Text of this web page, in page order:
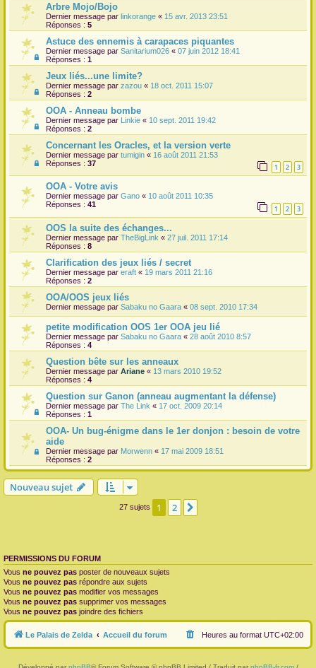
Arbre Mojo/Bojo
Dernier message par linkorange « 15 avr. 2013 23:51
Réponses : 5
Astuce des ennemis à carapaces piquantes
Dernier message par Sanitarium026 « 07 juin 2012 18:41
Réponses : 1
Jeux liés...une limite?
Dernier message par zazou « 18 oct. 2011 15:07
Réponses : 2
OOA - Anneau bombe
Dernier message par Linkie « 10 sept. 2011 19:42
Réponses : 2
Concernant les Oracles, et la version verte
Dernier message par tumigin « 16 août 2011 21:53
Réponses : 37 1 2 3
OOA - Votre avis
Dernier message par Gano « 10 août 2011 10:35
Réponses : 41 1 2 3
OOS la suite des échanges...
Dernier message par TheBigLink « 27 juil. 2011 17:14
Réponses : 8
Clarification des jeux liés / secret
Dernier message par eraft « 19 mars 2011 21:16
Réponses : 2
OOA/OOS jeux liés
Dernier message par Sabaku no Gaara « 08 sept. 2010 17:34
petite modification OOS 1er OOA jeu lié
Dernier message par Sabaku no Gaara « 28 août 2010 8:57
Réponses : 4
Question bête sur les anneaux
Dernier message par Ariane « 13 mars 2010 19:52
Réponses : 4
Question sur Ganon (anneau augmentant la défense)
Dernier message par The Link « 17 oct. 2009 20:14
Réponses : 1
OOA- Un bug-énigme dans le 1er donjon : besoin de votre
aide
Dernier message par Morwenn « 17 mai 2009 18:51
Réponses : 2
Nouveau sujet
27 sujets 1 2
PERMISSIONS DU FORUM
Vous ne pouvez pas poster de nouveaux sujets
Vous ne pouvez pas répondre aux sujets
Vous ne pouvez pas modifier vos messages
Vous ne pouvez pas supprimer vos messages
Vous ne pouvez pas joindre des fichiers
Le Palais de Zelda Accueil du forum Heures au format UTC+02:00